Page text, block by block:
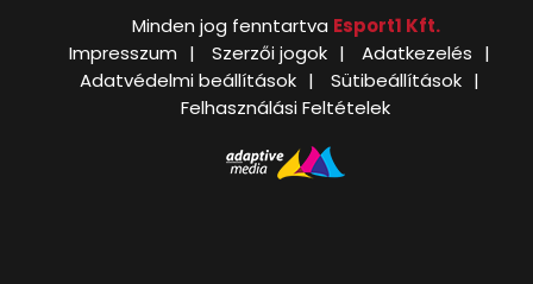
Minden jog fenntartva Esport1 Kft.
Impresszum
Szerzői jogok
Adatkezelés
Adatvédelmi beállítások
Sütibeállítások
Felhasználási Feltételek